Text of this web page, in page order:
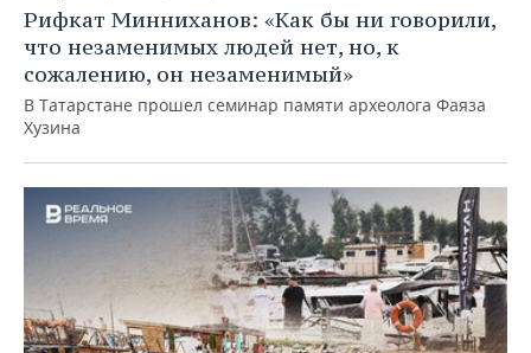
Рифкат Минниханов: «Как бы ни говорили,
что незаменимых людей нет, но, к
сожалению, он незаменимый»
В Татарстане прошел семинар памяти археолога Фаяза
Хузина